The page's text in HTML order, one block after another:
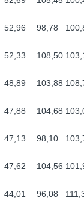
52,96 98,78
52,33 108,50
48,89 103,88
47,88 104,68
47,13 98,10
47,62 104,56
44,01 96,08